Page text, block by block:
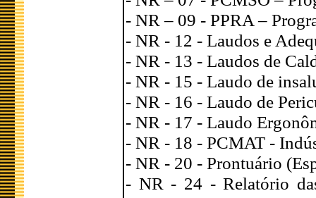
- NR – 09 - PPRA –
- NR - 12 - Laudos e
- NR - 13 - Laudos de
- NR - 15 - Laudo de
- NR - 16 - Laudo de
- NR - 17 - Laudo
- NR - 18 - PCMAT -
- NR - 20 - Prontuário
- NR - 24 - Relatório